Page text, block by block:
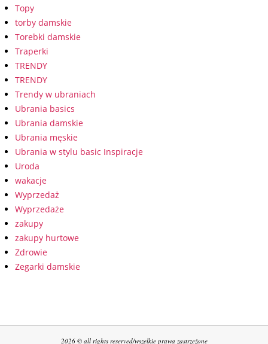
Topy
torby damskie
Torebki damskie
Traperki
TRENDY
TRENDY
Trendy w ubraniach
Ubrania basics
Ubrania damskie
Ubrania męskie
Ubrania w stylu basic Inspiracje
Uroda
wakacje
Wyprzedaż
Wyprzedaże
zakupy
zakupy hurtowe
Zdrowie
Zegarki damskie
2026 © all rights reserved/wszelkie prawa zastrzeżone